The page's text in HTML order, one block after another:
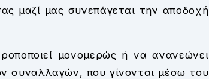
μαζί μας συνεπάγεται την αποδοχή
μονομερώς ή να ανανεώνει
συναλλαγών, που γίνονται μέσω του